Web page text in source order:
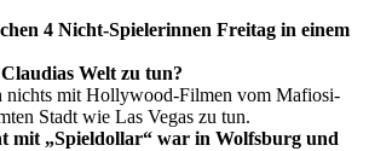
4 Nicht-Spielerinnen Freitag in einem
Welt zu tun?
nichts mit Hollywood-Filmen vom Mafiosi-
Stadt wie Las Vegas zu tun.
mit „Spieldollar“ war in Wolfsburg und